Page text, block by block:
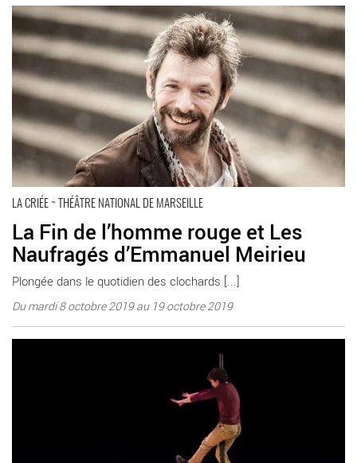
LA CRIÉE ~ THÉÂTRE NATIONAL DE MARSEILLE
La Fin de l’homme rouge et Les
Naufragés d’Emmanuel Meirieu
Plongée dans le quotidien des clochards [...]
Du mardi 8 octobre 2019 au 19 octobre 2019